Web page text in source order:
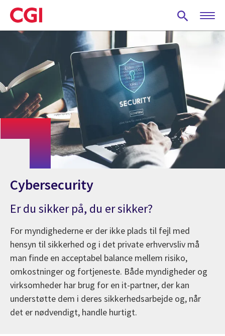
Skip
to
main
Cybersecurity
Er du sikker på, du er sikker?
For myndighederne er der ikke plads til fejl med
hensyn til sikkerhed og i det private erhvervsliv må
man finde en acceptabel balance mellem risiko,
omkostninger og fortjeneste. Både myndigheder og
virksomheder har brug for en it-partner, der kan
understøtte dem i deres sikkerhedsarbejde og, når
det er nødvendigt, handle hurtigt.